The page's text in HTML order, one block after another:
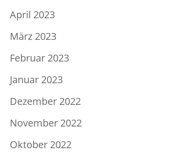
April 2023
März 2023
Februar 2023
Januar 2023
Dezember 2022
November 2022
Oktober 2022